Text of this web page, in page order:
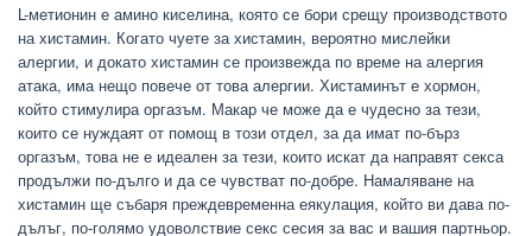
L-метионин е амино киселина, която се бори срещу производството
на хистамин. Когато чуете за хистамин, вероятно мислейки
алергии, и докато хистамин се произвежда по време на алергия
атака, има нещо повече от това алергии. Хистаминът е хормон,
който стимулира оргазъм. Макар че може да е чудесно за тези,
които се нуждаят от помощ в този отдел, за да имат по-бърз
оргазъм, това не е идеален за тези, които искат да направят секса
продължи по-дълго и да се чувстват по-добре. Намаляване на
хистамин ще събаря преждевременна еякулация, който ви дава по-
дълъг, по-голямо удоволствие секс сесия за вас и вашия партньор.